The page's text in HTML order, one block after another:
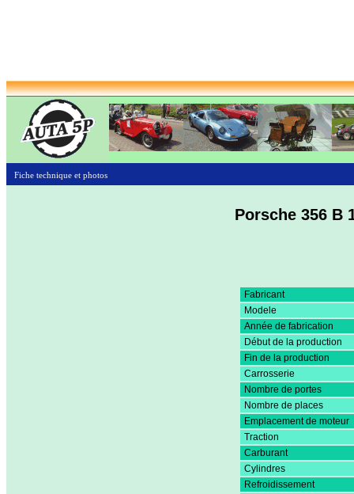
Fiche technique et photos
Porsche 356 B
Fabricant
Modele
Année de fabrication
Début de la production
Fin de la production
Carrosserie
Nombre de portes
Nombre de places
Emplacement de moteur
Traction
Carburant
Cylindres
Refroidissement